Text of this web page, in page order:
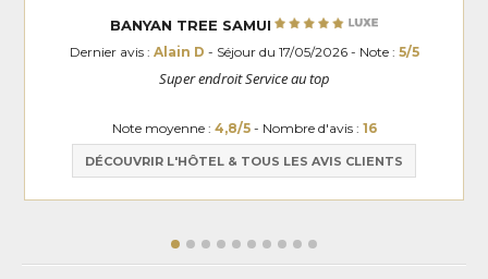
BANYAN TREE SAMUI
Dernier avis : Alain D - Séjour du 17/05/2026 - Note : 5/5
Super endroit Service au top
Note moyenne : 4,8/5- Nombre d'avis : 16
DÉCOUVRIR L'HÔTEL & TOUS LES AVIS CLIENTS